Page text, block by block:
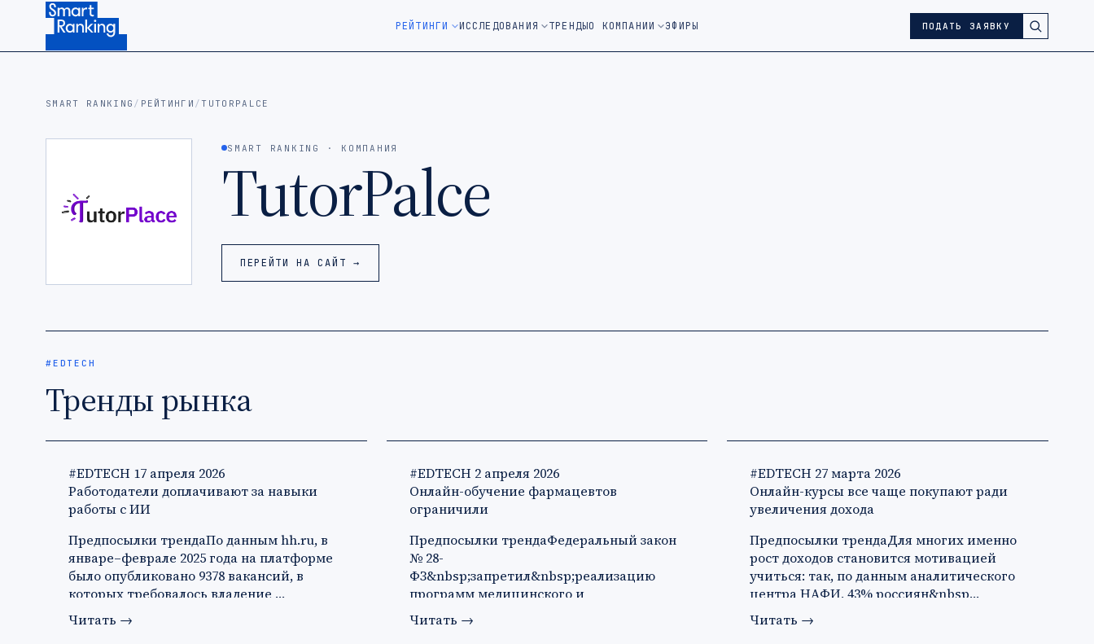
Подписаться на наш канал в Telegram (откроется в новом окне)
РЕЙТИНГИ ИССЛЕДОВАНИЯ ТРЕНДЫО КОМПАНИИ ЭФИРЫ ПОДАТЬ ЗАЯВКУ
SMART RANKING / РЕЙТИНГИ /TUTORPALCE
SMART RANKING · КОМПАНИЯ
TutorPalce
ПЕРЕЙТИ НА САЙТ →
#EDTECH
Тренды рынка
#EDTECH 17 апреля 2026
Работодатели доплачивают за навыки
работы с ИИ
Предпосылки трендаПо данным hh.ru, в
январе–феврале 2025 года на платформе
было опубликовано 9378 вакансий, в
которых требовалось владение …
Читать →
#EDTECH 2 апреля 2026
Онлайн-обучение фармацевтов
ограничили
Предпосылки трендаФедеральный закон
№ 28-
ФЗ&nbsp;запретил&nbsp;реализацию
программ медицинского и
фармацевтического образования с
применени…
Читать →
#EDTECH 27 марта 2026
Онлайн-курсы все чаще покупают ради
увеличения дохода
Предпосылки трендаДля многих именно
рост доходов становится мотивацией
учиться: так, по данным аналитического
центра НАФИ, 43% россиян&nbsp…
Читать →